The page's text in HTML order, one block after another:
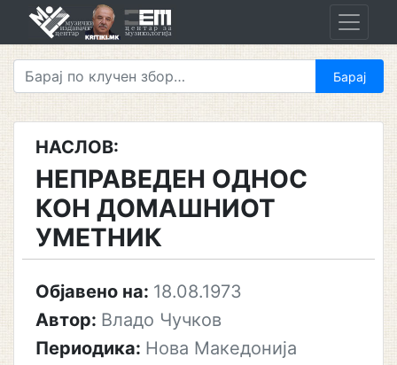
НАСЛОВ:
НЕПРАВЕДЕН ОДНОС
КОН ДОМАШНИОТ
УМЕТНИК
Објавено на: 18.08.1973
Автор: Владо Чучков
Периодика: Нова Македонија